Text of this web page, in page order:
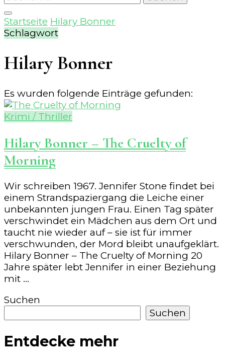
nach:
Startseite Hilary Bonner
Schlagwort
Hilary Bonner
Es wurden folgende Einträge gefunden:
Krimi / Thriller
Hilary Bonner – The Cruelty of
Morning
Wir schreiben 1967. Jennifer Stone findet bei
einem Strandspaziergang die Leiche einer
unbekannten jungen Frau. Einen Tag später
verschwindet ein Mädchen aus dem Ort und
taucht nie wieder auf – sie ist für immer
verschwunden, der Mord bleibt unaufgeklärt.
Hilary Bonner – The Cruelty of Morning 20
Jahre später lebt Jennifer in einer Beziehung
mit …
Suchen
Suchen
Entdecke mehr